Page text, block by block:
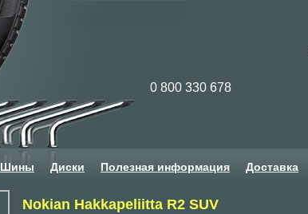
0 800 330 678
Шины Диски Полезная информация Доставка
Nokian Hakkapeliitta R2 SUV